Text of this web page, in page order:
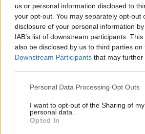
us or personal information disclosed to
your opt-out. You may separately opt-out
disclosure of your personal information
IAB’s list of downstream participants.
also be disclosed by us to third parties on
Downstream Participants that may
Personal Data Processing Opt Outs
I want to opt-out of the Sharing of my
personal data.
Opted In
NEWSROOM/05 Αυγ 2026